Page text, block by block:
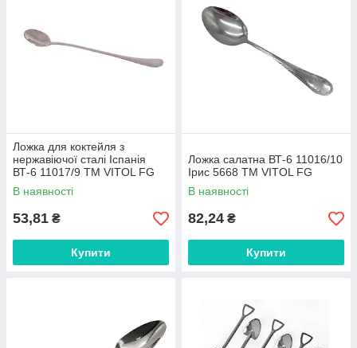
Ложка для коктейля з
нержавіючої сталі Іспанія
ВТ-6 11017/9 ТМ VITOL FG
В наявності
53,81 ₴
Купити
Ложка салатна ВТ-6 11016/10
Ірис 5668 ТМ VITOL FG
В наявності
82,24 ₴
Купити